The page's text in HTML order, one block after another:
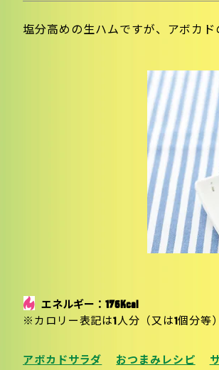
塩分高めの生ハムですが、アボカ
エネルギー：176Kcal
※カロリー表記は1人分（又は1個分等
アボカドサラダ おつまみレシピ